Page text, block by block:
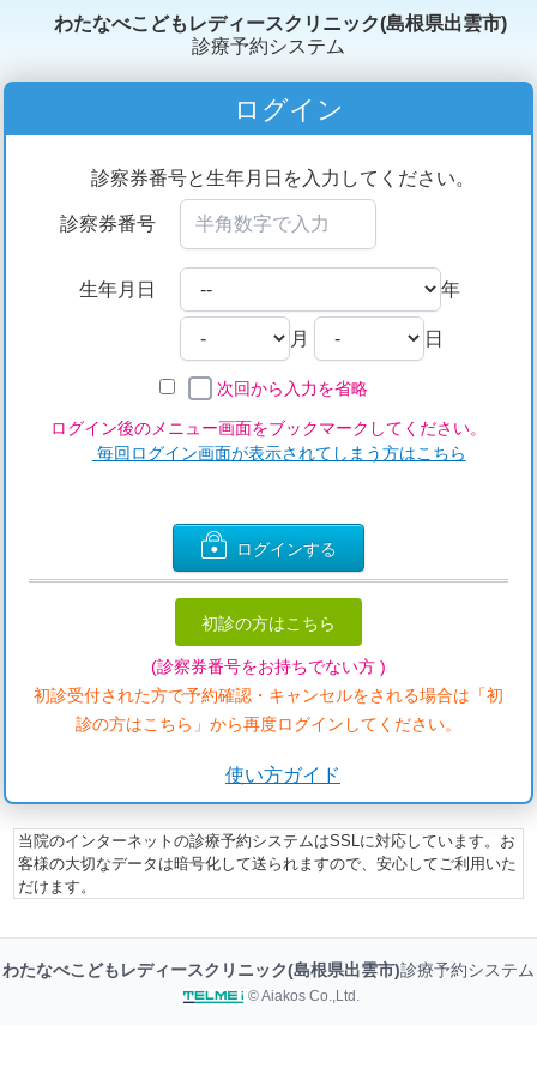
わたなべこどもレディースクリニック(島根県出雲市)
診療予約システム
ログイン
診察券番号と生年月日を入力してください。
診察券番号
生年月日 年
月 日
次回から入力を省略
ログイン後のメニュー画面をブックマークしてください。
毎回ログイン画面が表示されてしまう方はこちら
ログインする
初診の方はこちら
(診察券番号をお持ちでない方 )
初診受付された方で予約確認・キャンセルをされる場合は「初
診の方はこちら」から再度ログインしてください。
使い方ガイド
当院のインターネットの診療予約システムはSSLに対応しています。お
客様の大切なデータは暗号化して送られますので、安心してご利用いた
だけます。
わたなべこどもレディースクリニック(島根県出雲市)診療予約システム
© Aiakos Co.,Ltd.